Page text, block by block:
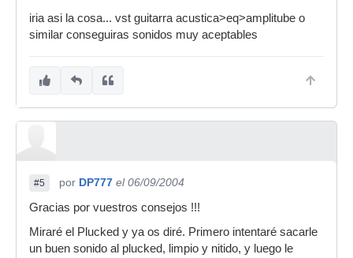
iria asi la cosa... vst guitarra acustica>eq>amplitube o
similar conseguiras sonidos muy aceptables
#5 por DP777 el 06/09/2004
Gracias por vuestros consejos !!!
Miraré el Plucked y ya os diré. Primero intentaré sacarle
un buen sonido al plucked, limpio y nitido, y luego le